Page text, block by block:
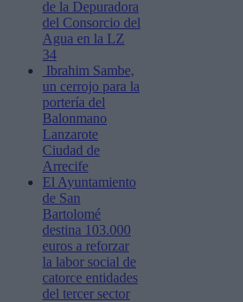
de la Depuradora
del Consorcio del
Agua en la LZ
34
Ibrahim Sambe,
un cerrojo para la
portería del
Balonmano
Lanzarote
Ciudad de
Arrecife
El Ayuntamiento
de San
Bartolomé
destina 103.000
euros a reforzar
la labor social de
catorce entidades
del tercer sector